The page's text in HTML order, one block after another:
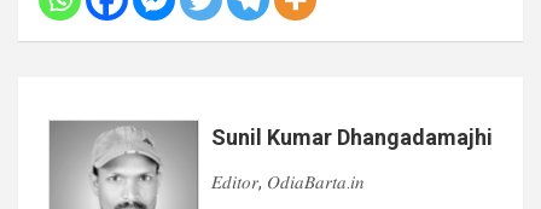
Sunil Kumar Dhangadamajhi
𝐸𝑑𝑖𝑡𝑜𝑟, 𝑂𝑑𝑖𝑎𝐵𝑎𝑟𝑡𝑎.𝑖𝑛